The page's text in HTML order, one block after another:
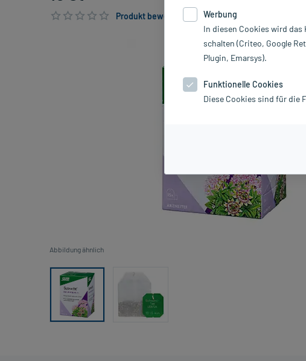
Produkt bewerten & PlusHerzen sichern
Abbildung ähnlich
Werbung
In diesen Cookies wird das
schalten (Criteo, Google
Plugin, Emarsys).
Funktionelle Cookies
Diese Cookies sind für die